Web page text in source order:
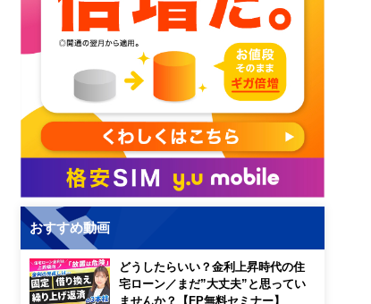
おすすめ動画
どうしたらいい？金利上昇時代の住
宅ローン／まだ”大丈夫”と思ってい
ませんか？【FP無料セミナー】